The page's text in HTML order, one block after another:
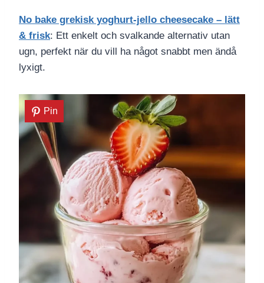
No bake grekisk yoghurt-jello cheesecake – lätt
& frisk: Ett enkelt och svalkande alternativ utan
ugn, perfekt när du vill ha något snabbt men ändå
lyxigt.
Pin